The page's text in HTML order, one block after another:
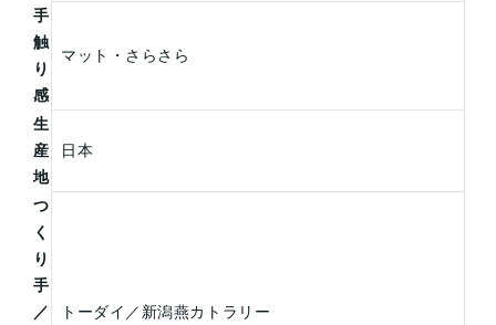
手
触
り
感
マット・さらさら
生
産
地
日本
つ
く
り
手
／
トーダイ／新潟燕カトラリー